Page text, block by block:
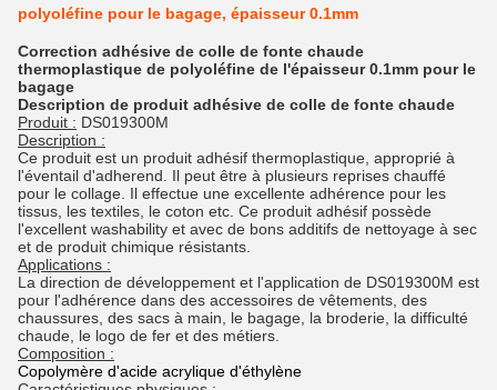
polyoléfine pour le bagage, épaisseur 0.1mm
Correction adhésive de colle de fonte chaude
thermoplastique de polyoléfine de l'épaisseur 0.1mm pour le
bagage
Description de produit adhésive de colle de fonte chaude
Produit : DS019300M
Description :
Ce produit est un produit adhésif thermoplastique, approprié à
l'éventail d'adherend. Il peut être à plusieurs reprises chauffé
pour le collage. Il effectue une excellente adhérence pour les
tissus, les textiles, le coton etc. Ce produit adhésif possède
l'excellent washability et avec de bons additifs de nettoyage à sec
et de produit chimique résistants.
Applications :
La direction de développement et l'application de DS019300M est
pour l'adhérence dans des accessoires de vêtements, des
chaussures, des sacs à main, le bagage, la broderie, la difficulté
chaude, le logo de fer et des métiers.
Composition :
Copolymère d'acide acrylique d'éthylène